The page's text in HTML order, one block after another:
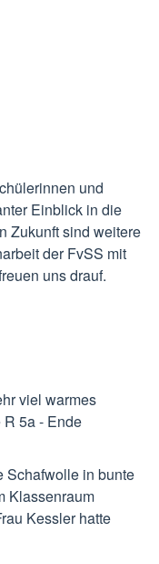
und
Einblick in die
Zukunft sind weitere
der FvSS mit
uns drauf.
viel warmes
5a - Ende
Schafwolle in bunte
Klassenraum
Kessler hatte